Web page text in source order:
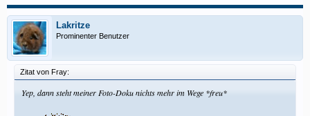
Lakritze
Prominenter Benutzer
Zitat von Fray:
Yep, dann steht meiner Foto-Doku nichts mehr im Wege *freu*